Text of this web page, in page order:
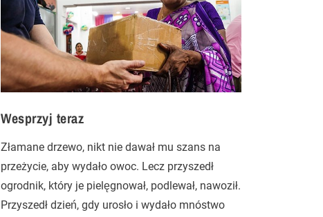
Wesprzyj teraz
Złamane drzewo, nikt nie dawał mu szans na
przeżycie, aby wydało owoc. Lecz przyszedł
ogrodnik, który je pielęgnował, podlewał, nawoził.
Przyszedł dzień, gdy urosło i wydało mnóstwo